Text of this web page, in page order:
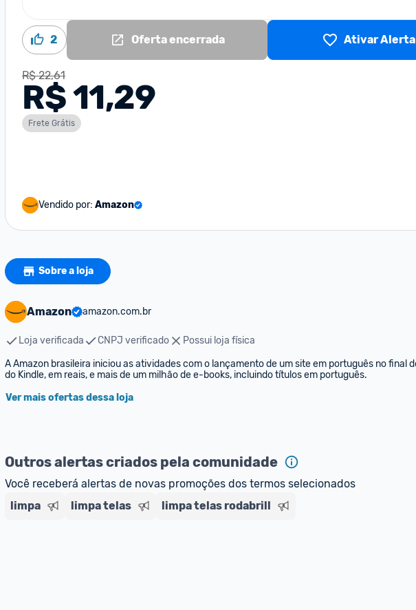
2 Oferta encerrada Ativar Alerta
R$ 22,61
R$ 11,29
Frete Grátis
Vendido por: Amazon
Sobre a loja
Amazon amazon.com.br
Loja verificada CNPJ verificado
Possui loja física
A Amazon brasileira iniciou as atividades com o lançamento de um site em português no final
do Kindle, em reais, e mais de um milhão de e-books, incluindo títulos em português.
Ver mais ofertas dessa loja
Outros alertas criados pela comunidade
Você receberá alertas de novas promoções dos termos selecionados
limpa
limpa telas limpa telas rodabrill